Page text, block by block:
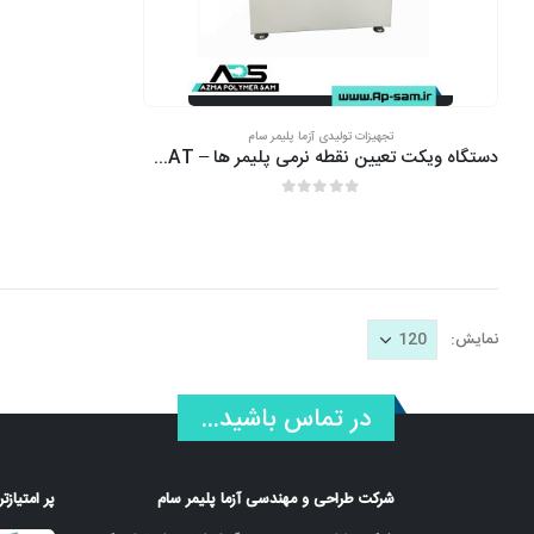
تجهیزات تولیدی آزما پلیمر سام
دستگاه ویکت تعیین نقطه نرمی پلیمر ها – HDT-VICAT
نمایش:
در تماس باشید...
شرکت طراحی و مهندسی آزما پلیمر سام
پر